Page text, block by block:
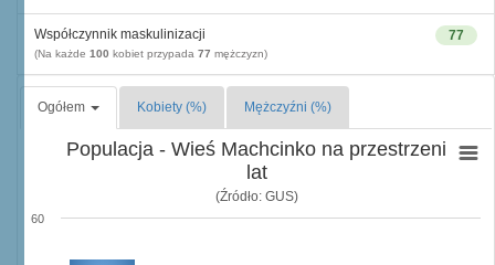
77
Współczynnik maskulinizacji
(Na każde 100 kobiet przypada 77 mężczyzn)
Ogółem Kobiety (%) Mężczyźni (%)
Populacja - Wieś Machcinko na przestrzeni
lat
(Źródło: GUS)
60